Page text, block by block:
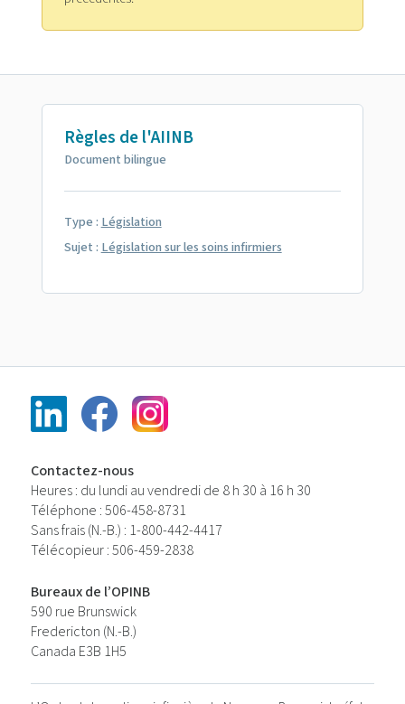
Règles de l'AIINB
Document bilingue
Type : Législation
Sujet : Législation sur les soins infirmiers
Contactez-nous
Heures : du lundi au vendredi de 8 h 30 à 16 h 30
Téléphone : 506-458-8731
Sans frais (N.-B.) : 1-800-442-4417
Télécopieur : 506-459-2838
Bureaux de l’OPINB
590 rue Brunswick
Fredericton (N.-B.)
Canada E3B 1H5